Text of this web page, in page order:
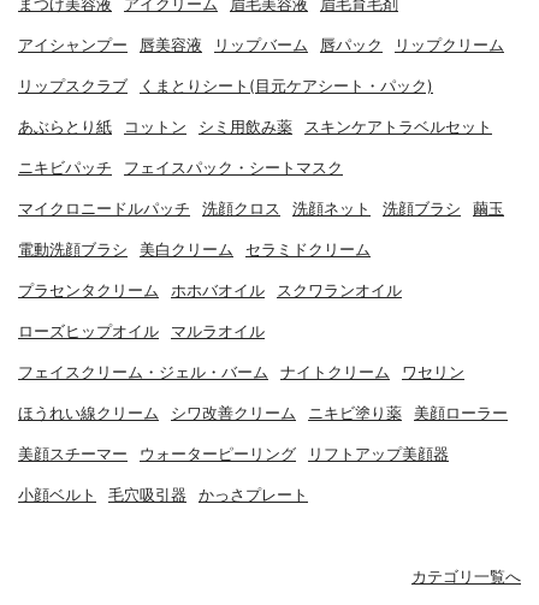
まつげ美容液 アイクリーム 眉毛美容液 眉毛育毛剤
アイシャンプー 唇美容液 リップバーム 唇パック リップクリーム
リップスクラブ くまとりシート(目元ケアシート・パック)
あぶらとり紙 コットン シミ用飲み薬 スキンケアトラベルセット
ニキビパッチ フェイスパック・シートマスク
マイクロニードルパッチ 洗顔クロス 洗顔ネット 洗顔ブラシ 繭玉
電動洗顔ブラシ 美白クリーム セラミドクリーム
プラセンタクリーム ホホバオイル スクワランオイル
ローズヒップオイル マルラオイル
フェイスクリーム・ジェル・バーム ナイトクリーム ワセリン
ほうれい線クリーム シワ改善クリーム ニキビ塗り薬 美顔ローラー
美顔スチーマー ウォーターピーリング リフトアップ美顔器
小顔ベルト 毛穴吸引器 かっさプレート
カテゴリ一覧へ